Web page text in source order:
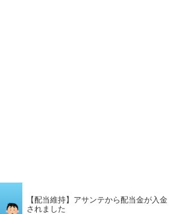
【配当維持】アサンテから配当金が入金
されました